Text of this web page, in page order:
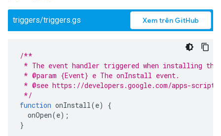
triggers/triggers.gs Xem trên GitHub
/**
* The event handler triggered when installing the
* @param {Event} e The onInstall event.
* @see https://developers.google.com/apps-
*/
function onInstall(e)
{
onOpen(e);
}